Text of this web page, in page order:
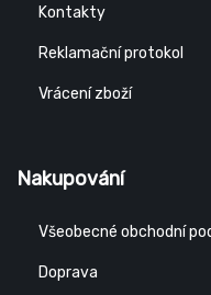
Kontakty
Reklamační protokol
Vrácení zboží
Nakupování
Všeobecné obchodní
Doprava